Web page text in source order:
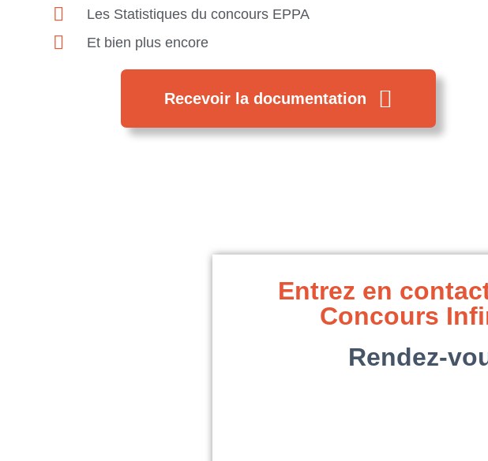
Les Statistiques du concours EPPA
Et bien plus encore
Recevoir la documentation
Entrez en
Concours
Rendez-